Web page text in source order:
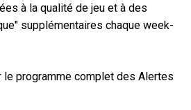
à la qualité de jeu et à des
supplémentaires chaque week-
le programme complet des Alertes